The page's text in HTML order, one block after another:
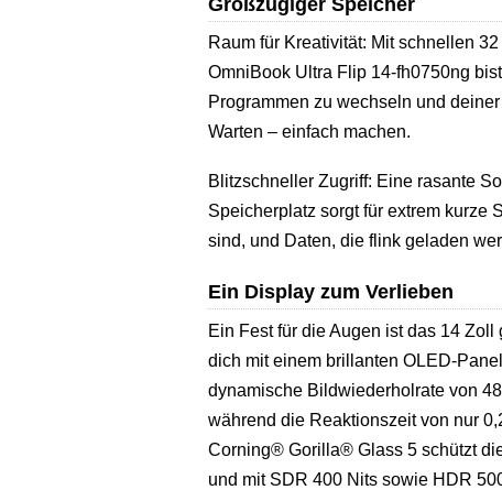
Raum für Kreativität: Mit schnellen
OmniBook Ultra Flip 14-fh0750ng
Programmen zu wechseln und
Warten – einfach machen.
Blitzschneller Zugriff: Eine rasante
Speicherplatz sorgt für extrem kurze
sind, und Daten, die flink geladen
Ein Display zum Verlieben
Ein Fest für die Augen ist das 14
dich mit einem brillanten OLED-
dynamische Bildwiederholrate von
während die Reaktionszeit von nur
Corning® Gorilla® Glass 5 schützt
und mit SDR 400 Nits sowie HDR